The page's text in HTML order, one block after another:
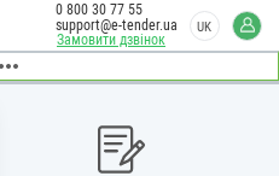
Замовити дзвінок
0 800 30 77 55
support@e-tender.ua
UK